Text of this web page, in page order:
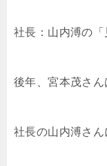
社長：山内溥の「
後年、宮本茂さん
社長の山内溥さん